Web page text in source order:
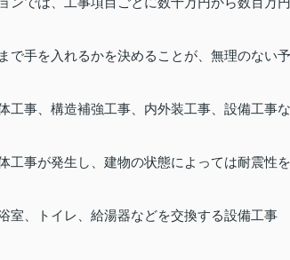
で手を入れるかを決めることが、無理のない予
工事、構造補強工事、内外装工事、設備工事な
工事が発生し、建物の状態によっては耐震性を
室、トイレ、給湯器などを交換する設備工事